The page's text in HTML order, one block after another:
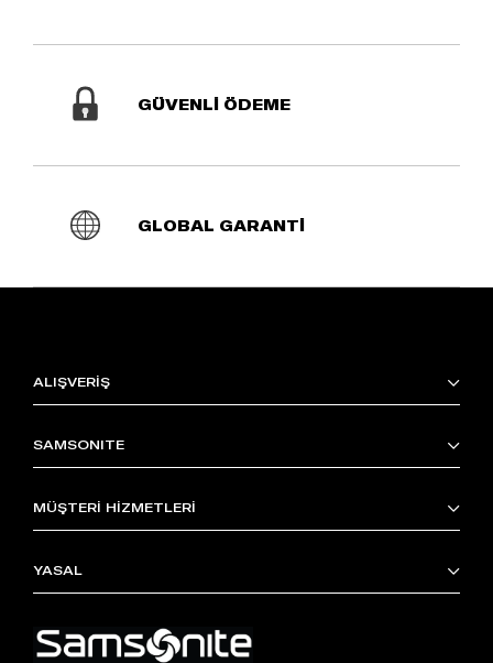
GÜVENLİ ÖDEME
GLOBAL GARANTİ
ALIŞVERİŞ
SAMSONITE
MÜŞTERİ HİZMETLERİ
YASAL